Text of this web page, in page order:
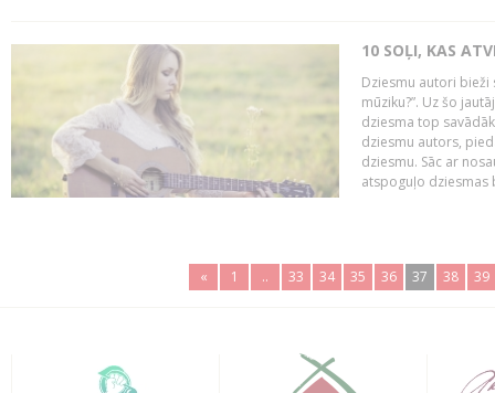
10 SOĻI, KAS
Dziesmu autori bieži
mūziku?”. Uz šo
dziesma top
dziesmu autors,
dziesmu. Sāc ar
atspoguļo dziesmas
« 1 .. 33 34 35 36 37 38 39